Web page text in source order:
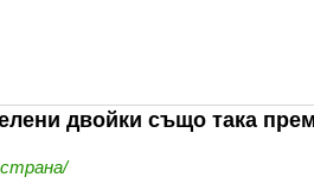
двойки също така